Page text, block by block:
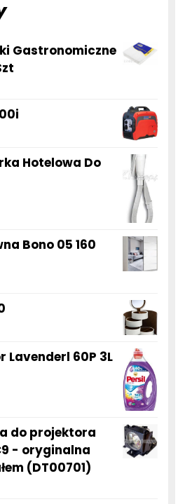
Gastronomiczne
Hotelowa Do
Bono 05 160
Lavenderl 60P 3L
do projektora
- oryginalna
(DT00701)